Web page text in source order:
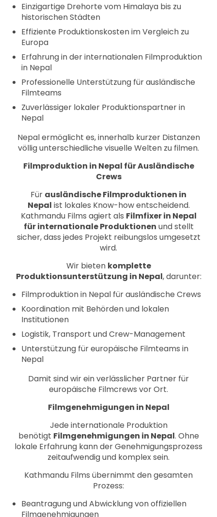
Einzigartige Drehorte vom Himalaya bis zu
historischen Städten
Effiziente Produktionskosten im Vergleich zu
Europa
Erfahrung in der internationalen Filmproduktion
in Nepal
Professionelle Unterstützung für ausländische
Filmteams
Zuverlässiger lokaler Produktionspartner in
Nepal
Nepal ermöglicht es, innerhalb kurzer Distanzen
völlig unterschiedliche visuelle Welten zu filmen.
Filmproduktion in Nepal für Ausländische
Crews
Für ausländische Filmproduktionen in
Nepal ist lokales Know-how entscheidend.
Kathmandu Films agiert als Filmfixer in Nepal
für internationale Produktionen und stellt
sicher, dass jedes Projekt reibungslos umgesetzt
wird.
Wir bieten komplette
Produktionsunterstützung in Nepal, darunter:
Filmproduktion in Nepal für ausländische Crews
Koordination mit Behörden und lokalen
Institutionen
Logistik, Transport und Crew-Management
Unterstützung für europäische Filmteams in
Nepal
Damit sind wir ein verlässlicher Partner für
europäische Filmcrews vor Ort.
Filmgenehmigungen in Nepal
Jede internationale Produktion
benötigt Filmgenehmigungen in Nepal. Ohne
lokale Erfahrung kann der Genehmigungsprozess
zeitaufwendig und komplex sein.
Kathmandu Films übernimmt den gesamten
Prozess:
Beantragung und Abwicklung von offiziellen
Filmgenehmigungen